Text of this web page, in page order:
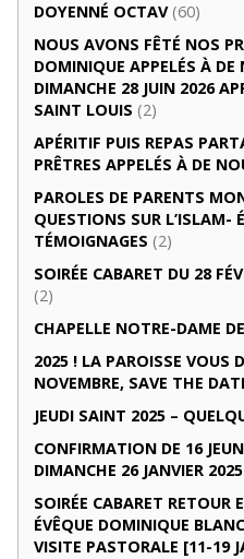
DOYENNÉ OCTAV (60)
NOUS AVONS FÊTÉ NOS
DOMINIQUE APPELÉS À DE
DIMANCHE 28 JUIN 2026
SAINT LOUIS (2)
APÉRITIF PUIS REPAS
PRÊTRES APPELÉS À DE
PAROLES DE PARENTS
QUESTIONS SUR L’ISLAM-
TÉMOIGNAGES (2)
SOIRÉE CABARET DU 28
(2)
CHAPELLE NOTRE-DAME
2025 ! LA PAROISSE VOUS
NOVEMBRE, SAVE THE
JEUDI SAINT 2025 –
CONFIRMATION DE 16
DIMANCHE 26 JANVIER 2025
SOIRÉE CABARET RETOUR
ÉVÊQUE DOMINIQUE
VISITE PASTORALE [11-19